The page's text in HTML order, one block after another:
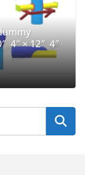
4″ × 12″ 4″